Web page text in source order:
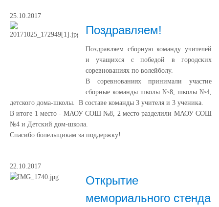
25.10.2017
Поздравляем!
Поздравляем сборную команду учителей
и учащихся с победой в городских
соревнованиях по волейболу.
В соревнованиях принимали участие
сборные команды школы №8, школы №4,
детского дома-школы. В составе команды 3 учителя и 3 ученика.
В итоге 1 место - МАОУ СОШ №8, 2 место разделили МАОУ СОШ
№4 и Детский дом-школа.
Спасибо болельщикам за поддержку!
22.10.2017
Открытие
мемориального стенда